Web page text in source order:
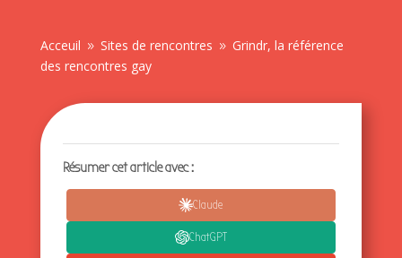
Acceuil 9 Sites de rencontres 9 Grindr, la référence
des rencontres gay
Résumer cet article avec :
Claude
ChatGPT